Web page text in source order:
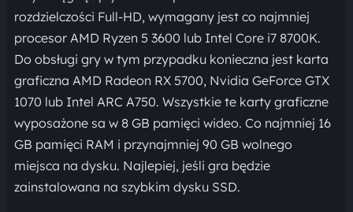
rozdzielczości Full-HD, wymagany jest co najmniej
procesor AMD Ryzen 5 3600 lub Intel Core i7 8700K.
Do obsługi gry w tym przypadku konieczna jest karta
graficzna AMD Radeon RX 5700, Nvidia GeForce GTX
1070 lub Intel ARC A750. Wszystkie te karty graficzne
wyposażone sa w 8 GB pamięci wideo. Co najmniej 16
GB pamięci RAM i przynajmniej 90 GB wolnego
miejsca na dysku. Najlepiej, jeśli gra będzie
zainstalowana na szybkim dysku SSD.